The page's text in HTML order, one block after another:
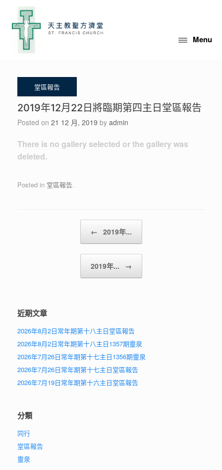
content
Menu
2019年12月22日將臨期第四主日堂區報告
Posted on 21 12 月, 2019 by admin
There is no gallery selected or the gallery was
deleted.
Posted in 堂區報告.
Post navigation
← 2019年...
2019年... →
近期文章
2026年8月2日常年期第十八主日堂區報告
2026年8月2日常年期第十八主日1357期靈泉
2026年7月26日常年期第十七主日1356期靈泉
2026年7月26日常年期第十七主日堂區報告
2026年7月19日常年期第十六主日堂區報告
分類
同行
堂區報告
靈泉